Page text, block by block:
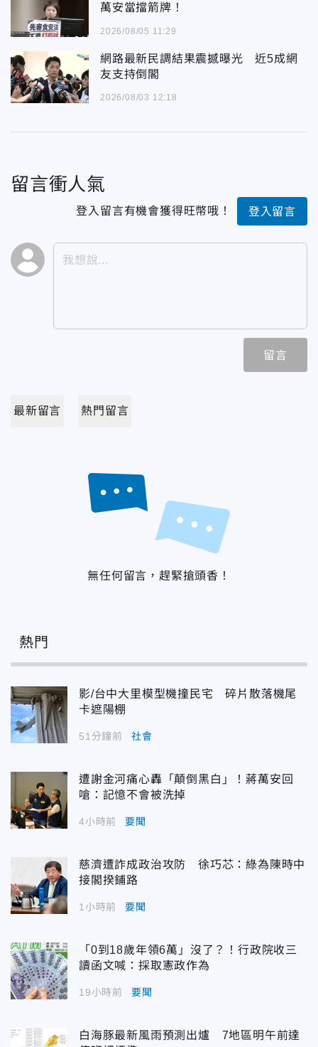
萬安當擋箭牌！
2026/08/05 11:29
網路最新民調結果震撼曝光 近5成網
友支持倒閣
2026/08/03 12:18
留言衝人氣
登入留言有機會獲得旺幣哦！ 登入留言
留言
最新留言 熱門留言
無任何留言，趕緊搶頭香！
熱門
影/台中大里模型機撞民宅 碎片散落機尾
卡遮陽棚
51分鐘前 社會
遭謝金河痛心轟「顛倒黑白」！蔣萬安回
嗆：記憶不會被洗掉
4小時前 要聞
慈濟遭詐成政治攻防 徐巧芯：綠為陳時中
接閣揆鋪路
1小時前 要聞
「0到18歲年領6萬」沒了？！行政院收三
讀函文喊：採取憲政作為
19小時前 要聞
白海豚最新風雨預測出爐 7地區明午前達